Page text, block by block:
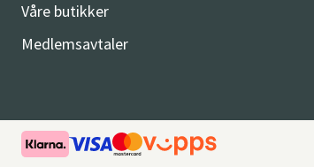
Våre butikker
Medlemsavtaler